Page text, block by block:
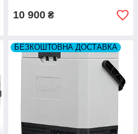
10 900 ₴
БЕЗКОШТОВНА ДОСТАВКА